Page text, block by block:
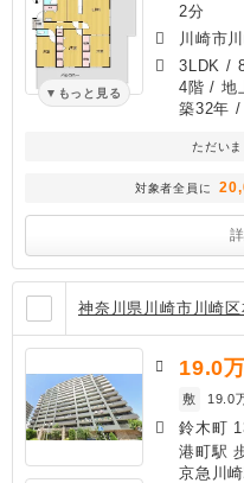
もっと見る
2分
川崎市
3LDK /
4階 / 地
築32年 /
ただいま
対象者全員に
神奈川県川崎市川崎
19.0
敷
19.0
鈴木町
港町駅
京急川